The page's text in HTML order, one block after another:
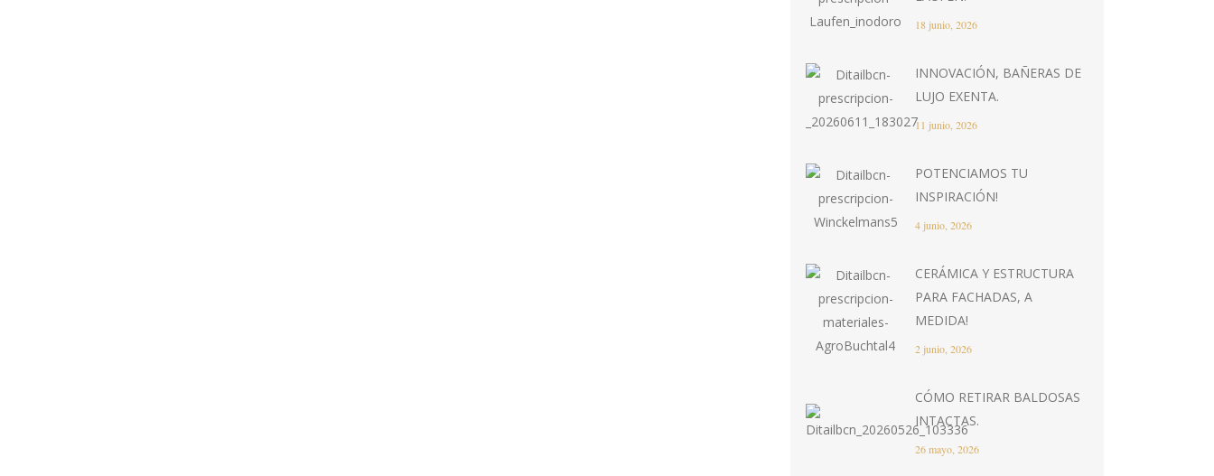
18 junio, 2026
INNOVACIÓN, BAÑERAS DE
LUJO EXENTA.
11 junio, 2026
POTENCIAMOS TU
INSPIRACIÓN!
4 junio, 2026
CERÁMICA Y ESTRUCTURA
PARA FACHADAS, A
MEDIDA!
2 junio, 2026
CÓMO RETIRAR BALDOSAS
INTACTAS.
26 mayo, 2026